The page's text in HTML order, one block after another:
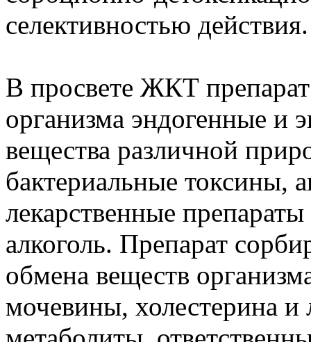
селективностью действия.
В просвете ЖКТ
организма эндогенные и
вещества различной
бактериальные токсины,
лекарственные
алкоголь. Препарат
обмена веществ
мочевины, холестерина